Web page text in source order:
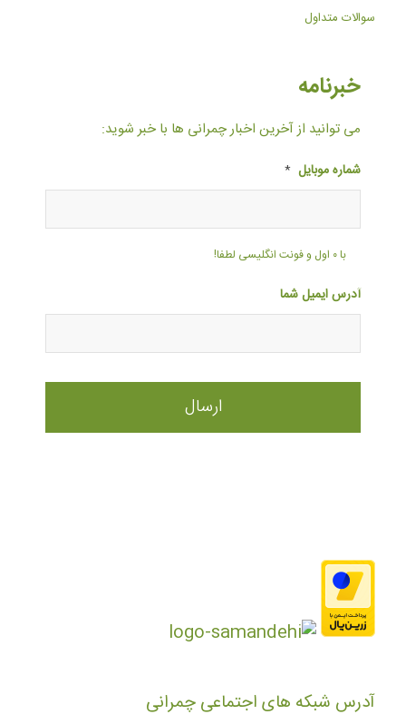
سوالات متداول
خبرنامه
می توانید از آخرین اخبار چمرانی ها با خبر شوید:
شماره موبایل *
با ۰ اول و فونت انگلیسی لطفا!
آدرس ایمیل شما
آدرس شبکه های اجتماعی چمرانی